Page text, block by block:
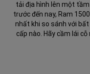
tải địa hình lên một
trước đến nay, Ram
nhất khi so sánh với bất
cấp nào. Hãy cầm lái